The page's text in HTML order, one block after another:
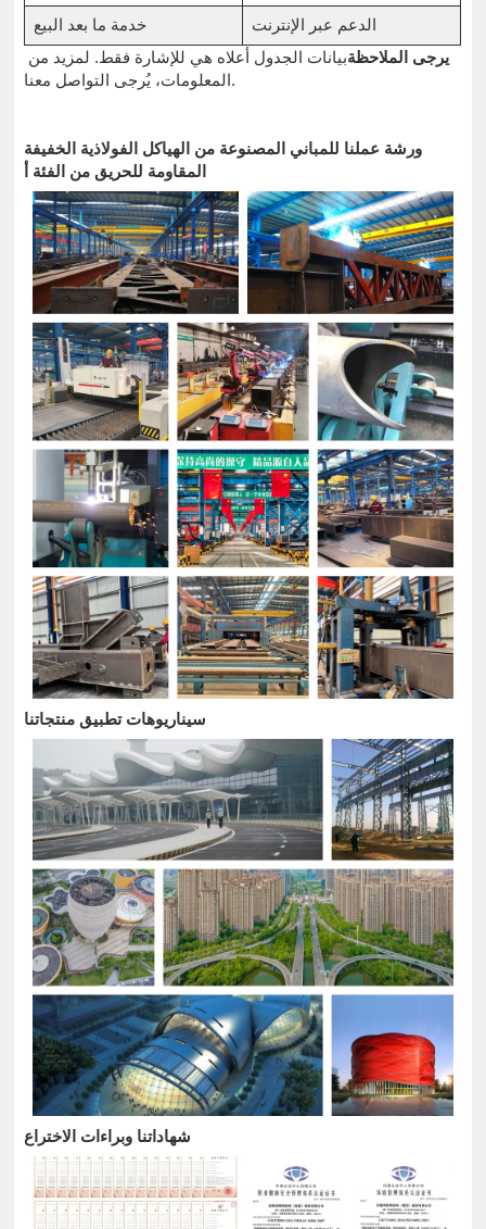
خدمة ما بعد البيع
الدعم عبر الإنترنت
يرجى الملاحظةبيانات الجدول أعلاه هي للإشارة فقط. لمزيد من
المعلومات، يُرجى التواصل معنا.
ورشة عملنا للمباني المصنوعة من الهياكل الفولاذية الخفيفة
المقاومة للحريق من الفئة أ
سيناريوهات تطبيق منتجاتنا
شهاداتنا وبراءات الاختراع